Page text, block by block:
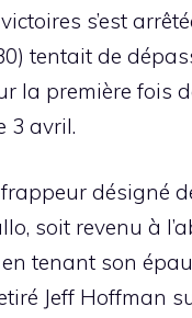
s’est
tentait de
la première fois
3 avril.
désigné
soit revenu à
tenant son
Jeff Hoffman